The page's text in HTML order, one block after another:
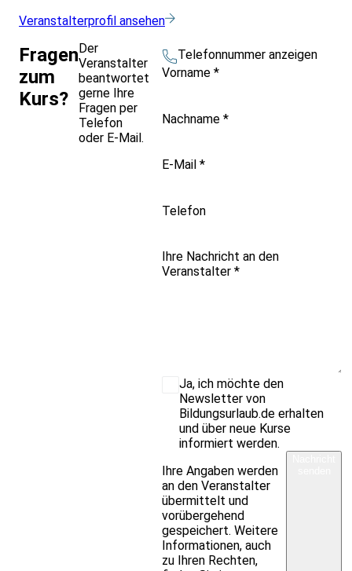
Veranstalterprofil ansehen
Fragen
zum
Kurs?
Der
Veranstalter
beantwortet
gerne Ihre
Fragen per
Telefon
oder E-Mail.
Telefonnummer anzeigen
Vorname *
Nachname *
E-Mail *
Telefon
Ihre Nachricht an den
Veranstalter *
Ja, ich möchte den
Newsletter von
Bildungsurlaub.de erhalten
und über neue Kurse
informiert werden.
Ihre Angaben werden
an den Veranstalter
übermittelt und
vorübergehend
gespeichert. Weitere
Informationen, auch
zu Ihren Rechten,